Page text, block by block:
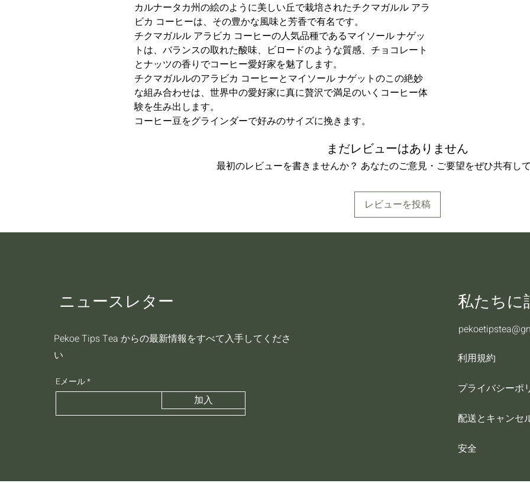
カルナータカ州の絵のように美しい丘で栽培されたチクマガルル アラ
ビカ コーヒーは、その豊かな風味と芳香で有名です。
チクマガルル アラビカ コーヒーの人気品種であるマイソール ナゲッ
トは、バランスの取れた酸味、ビロードのような質感、チョコレート
とナッツの香りでコーヒー愛好家を魅了します。
チクマガルルのアラビカ コーヒーとマイソール ナゲットのこの絶妙
な組み合わせは、世界中の愛好家に真に贅沢で満足のいくコーヒー体
験を生み出します。
コーヒー豆をグラインダーで好みのサイズに挽きます。
まだレビューはありません
最初のレビューを書きませんか？ あなたのご意見・ご要望をぜひ共有して
レビューを投稿
ニュースレター
Pekoe Tips Tea からの最新情報をすべて入手してくださ
い
Eメール
加入
私たちに
利用規約
プライバシーポ
配送とキャンセ
安全